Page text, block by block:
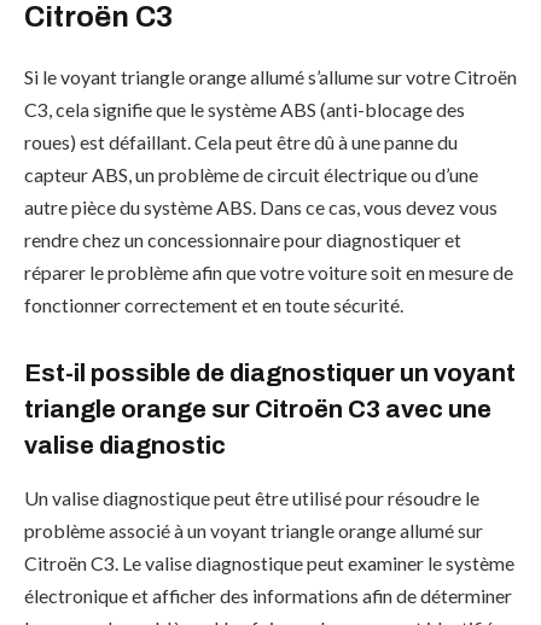
Citroën C3
Si le voyant triangle orange allumé s’allume sur votre Citroën
C3, cela signifie que le système ABS (anti-blocage des
roues) est défaillant. Cela peut être dû à une panne du
capteur ABS, un problème de circuit électrique ou d’une
autre pièce du système ABS. Dans ce cas, vous devez vous
rendre chez un concessionnaire pour diagnostiquer et
réparer le problème afin que votre voiture soit en mesure de
fonctionner correctement et en toute sécurité.
Est-il possible de diagnostiquer un voyant
triangle orange sur Citroën C3 avec une
valise diagnostic
Un valise diagnostique peut être utilisé pour résoudre le
problème associé à un voyant triangle orange allumé sur
Citroën C3. Le valise diagnostique peut examiner le système
électronique et afficher des informations afin de déterminer